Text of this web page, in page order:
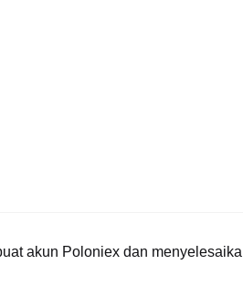
akun Poloniex dan